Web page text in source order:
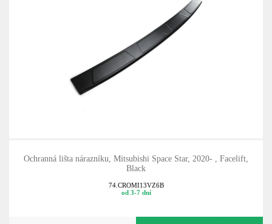
Ochranná lišta nárazníku, Mitsubishi Space Star, 2020- , Facelift,
Black
74.CROMI13VZ6B
od 3-7 dní